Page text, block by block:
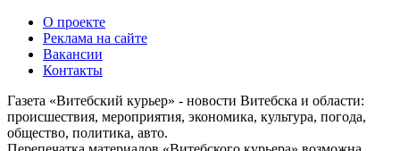
О проекте
Реклама на сайте
Вакансии
Контакты
Газета «Витебский курьер» - новости Витебска и области:
происшествия, мероприятия, экономика, культура, погода,
общество, политика, авто.